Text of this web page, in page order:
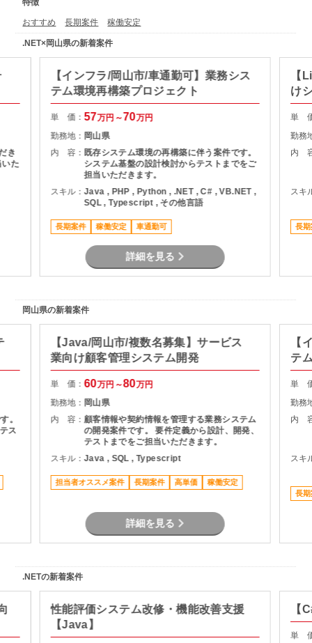
特徴
おすすめ 長期案件 稼働安定
.NET×岡山県の新着案件
き
た
【インフラ/岡山市/車通勤可】業務シス
テム環境再構築プロジェクト
単 価：57万円～70万円
勤務地： 岡山県
内 容： 既存システム環境の再構築に伴う案件です。
システム基盤の設計検討からテストまでをご
担当いただきます。
スキル：Java , PHP , Python , .NET , C# , VB.NET ,
SQL , Typescript , その他言語
長期案件 稼働安定 車通勤可
詳細を見る
【
け
単
勤務
内
スキ
長期
岡山県の新着案件
。
ス
【Java/岡山市/複数名募集】サービス
業向け顧客管理システム開発
単 価：60万円～80万円
勤務地： 岡山県
内 容： 顧客情報や契約情報を管理する業務システム
の開発案件です。 要件定義から設計、開発、
テストまでをご担当いただきます。
スキル：Java , SQL , Typescript
担当者オススメ案件 長期案件 高単価 稼働安定
詳細を見る
【
テ
単
勤務
内
スキ
長期
.NETの新着案件
性能評価システム改修・機能改善支援
【Java】
【
単